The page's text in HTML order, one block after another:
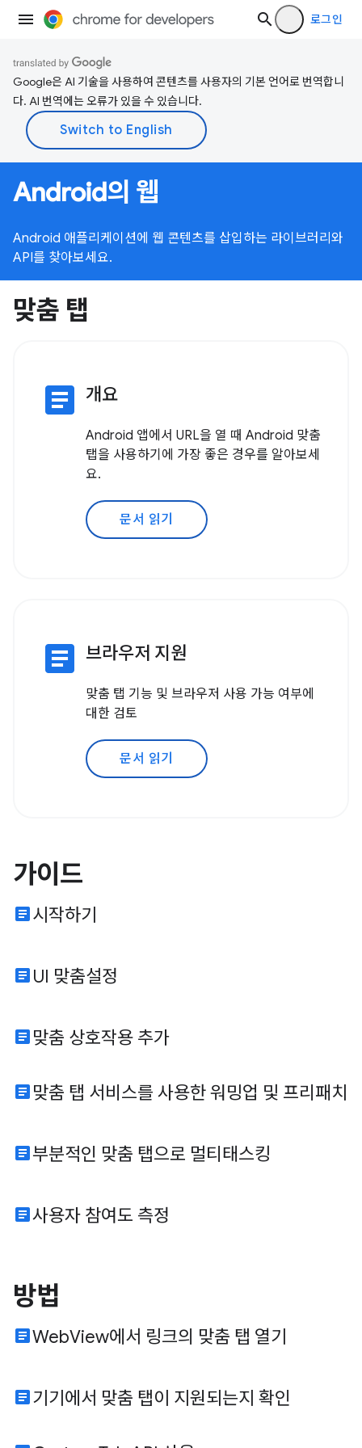
로그인
Google은 AI 기술을 사용하여 콘텐츠를 사용자의 기본 언어로 번역합니
다. AI 번역에는 오류가 있을 수 있습니다.
Android의 웹
Android 애플리케이션에 웹 콘텐츠를 삽입하는 라이브러리와
API를 찾아보세요.
맞춤 탭
article 개요
Android 앱에서 URL을 열 때 Android 맞춤
탭을 사용하기에 가장 좋은 경우를 알아보세
요.
문서 읽기
article 브라우저 지원
맞춤 탭 기능 및 브라우저 사용 가능 여부에
대한 검토
문서 읽기
가이드
article시작하기
article UI 맞춤설정
article 맞춤 상호작용 추가
article 맞춤 탭 서비스를 사용한 워밍업 및 프리패치
article부분적인 맞춤 탭으로 멀티태스킹
article사용자 참여도 측정
방법
articleWebView에서 링크의 맞춤 탭 열기
article기기에서 맞춤 탭이 지원되는지 확인